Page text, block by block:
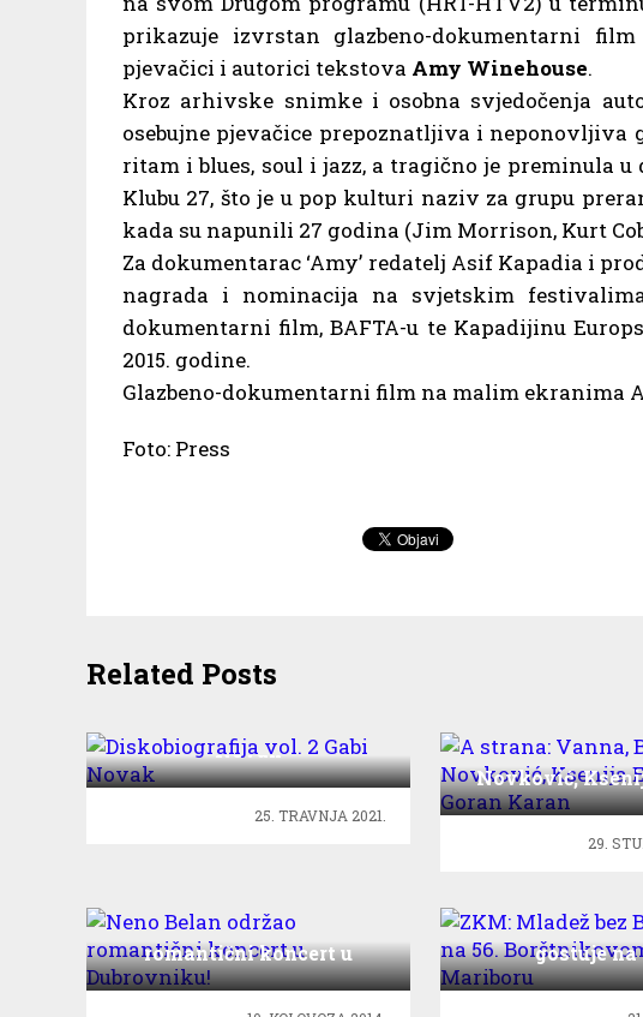
prikazuje izvrstan glazbeno-dokumentarni film
pjevačici i autorici tekstova Amy Winehouse.
Kroz arhivske snimke i osobna svjedočenja
osebujne pjevačice prepoznatljiva i neponovljiva
ritam i blues, soul i jazz, a tragično je preminula
Klubu 27, što je u pop kulturi naziv za grupu
kada su napunili 27 godina (Jim Morrison, Kurt
Za dokumentarac ‘Amy’ redatelj Asif Kapadia i
nagrada i nominacija na svjetskim
dokumentarni film, BAFTA-u te Kapadijinu
2015. godine.
Glazbeno-dokumentarni film na malim ekranima
Foto: Press
Related Posts
Novak
25. TRAVNJA 2021.
A strana:
Novković,
Goran
29.
Neno Belan održao
romantični koncert u
Dubrovniku!
ZKM: Mladež
gostuje na
Borštnikovom